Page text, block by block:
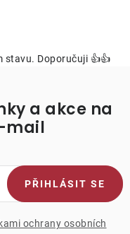
stavu. Doporučuji 👍👍
a akce na
mail
ochrany osobních
PŘIHLÁSIT SE